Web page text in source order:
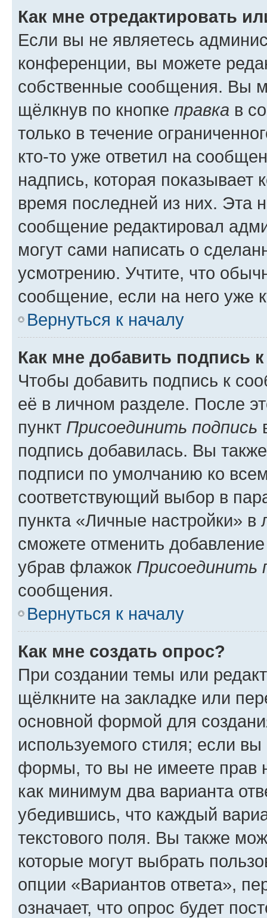
Как мне отредактировать
Если вы не являетесь
конференции, вы можете
собственные сообщения. Вы
щёлкнув по кнопке правка в
только в течение
кто-то уже ответил на
надпись, которая показывает
время последней из них. Эта
сообщение редактировал
могут сами написать о
усмотрению. Учтите, что
сообщение, если на него уже
Вернуться к началу
Как мне добавить подпись
Чтобы добавить подпись к
её в личном разделе. После
пункт Присоединить подпись
подпись добавилась. Вы
подписи по умолчанию ко
соответствующий выбор в
пункта «Личные настройки»
сможете отменить
убрав флажок Присоединить
сообщения.
Вернуться к началу
Как мне создать опрос?
При создании темы или
щёлкните на закладке или
основной формой для
используемого стиля; если
формы, то вы не имеете прав
как минимум два варианта
убедившись, что каждый
текстового поля. Вы также
которые могут выбрать
опции «Вариантов ответа»,
означает, что опрос будет